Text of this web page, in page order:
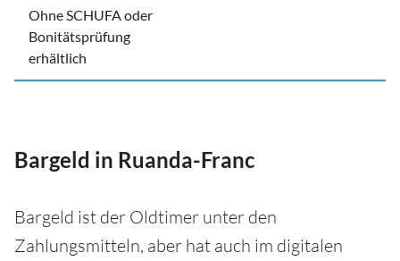
Ohne SCHUFA oder
Bonitätsprüfung
erhältlich
Bargeld in Ruanda-Franc
Bargeld ist der Oldtimer unter den
Zahlungsmitteln, aber hat auch im digitalen